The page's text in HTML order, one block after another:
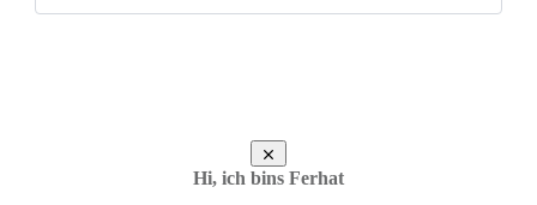
Hi, ich bins Ferhat